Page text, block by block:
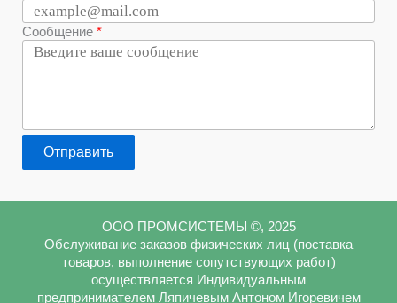
Сообщение
Отправить
ООО ПРОМСИСТЕМЫ ©, 2025
Обслуживание заказов физических лиц (поставка
товаров, выполнение сопутствующих работ)
осуществляется Индивидуальным
предпринимателем Ляпичевым Антоном Игоревичем